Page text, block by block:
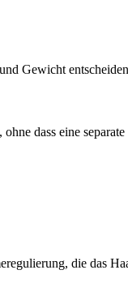
Gewicht
dass eine
die das